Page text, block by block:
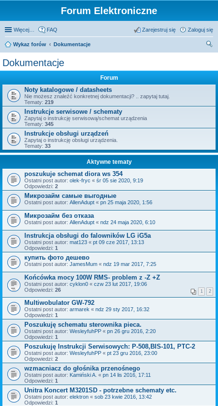
Forum Elektroniczne
Więcej… FAQ Zaloguj się
Zarejestruj się
Wykaz forów
Dokumentacje
Dokumentacje
Forum
Noty katalogowe / datasheets
Nie możesz znaleźć konkretnej dokumentacji? .. zapytaj tutaj.
Tematy: 219
Instrukcje serwisowe / schematy
Zapytaj o instrukcję serwisową/schemat urządzenia
Tematy: 345
Instrukcje obsługi urządzeń
Zapytaj o instrukcję obsługi urządzenia.
Tematy: 33
Aktywne tematy
poszukuje schemat diora ws 354
Ostatni post autor: olek-fryc « śr 05 sie 2020, 9:19
Odpowiedzi: 2
Микрозайм самые выгодные
Ostatni post autor: AllenAdupt « pn 25 maja 2020, 1:56
Микрозайм без отказа
Ostatni post autor: AllenAdupt « ndz 24 maja 2020, 6:10
Instrukcja obsługi do falowników LG iG5a
Ostatni post autor: mat123 « pt 09 cze 2017, 13:13
Odpowiedzi: 1
купить фото дешево
Ostatni post autor: JamesMum « ndz 19 mar 2017, 7:25
Końcówka mocy 100W RMS- problem z -Z +Z
Ostatni post autor: cyklon0 « czw 23 lut 2017, 19:06
Odpowiedzi: 26 1 2
Multiwobulator GW-792
Ostatni post autor: armarek « ndz 29 sty 2017, 16:32
Odpowiedzi: 1
Poszukuję schematu sterownika pieca.
Ostatni post autor: WesleyfuhPP « pn 26 gru 2016, 2:20
Odpowiedzi: 1
Poszukuję Instrukcji Serwisowych: P-508,BIS-101, PTC-2
Ostatni post autor: WesleyfuhPP « pt 23 gru 2016, 23:00
Odpowiedzi: 2
wzmacniacz do głośnika przenośnego
Ostatni post autor: Kamiński A. « pn 14 lis 2016, 17:11
Odpowiedzi: 1
Unitra Koncert M3201SD - potrzebne schematy etc.
Ostatni post autor: elektron « sob 23 kwie 2016, 13:42
Odpowiedzi: 1